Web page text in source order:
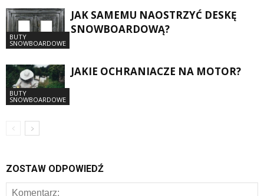
BUTY
SNOWBOARDOWE
JAK SAMEMU NAOSTRZYĆ DESKĘ
SNOWBOARDOWĄ?
BUTY
SNOWBOARDOWE
JAKIE OCHRANIACZE NA MOTOR?
ZOSTAW ODPOWIEDŹ